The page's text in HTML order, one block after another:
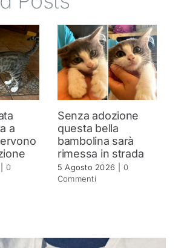
a
0
Senza adozione
questa bella
bambolina sarà
rimessa in strada
5 Agosto 2026
0
Commenti